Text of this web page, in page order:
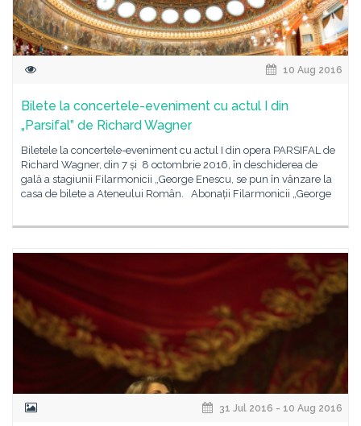
10 Aug 2016
Bilete la concertele-eveniment cu actul I din
„Parsifal” de Richard Wagner
Biletele la concertele-eveniment cu actul I din opera PARSIFAL de
Richard Wagner, din 7 și 8 octombrie 2016, în deschiderea de
gală a stagiunii Filarmonicii „George Enescu, se pun în vânzare la
casa de bilete a Ateneului Român. Abonații Filarmonicii „George
31 Jul 2016 - 10 Aug 2016